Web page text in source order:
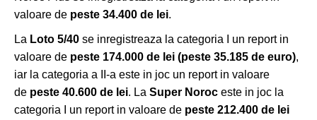
valoare de peste 34.400 de lei.
La Loto 5/40 se inregistreaza la categoria I un report in
valoare de peste 174.000 de lei (peste 35.185 de euro),
iar la categoria a II-a este in joc un report in valoare
de peste 40.600 de lei. La Super Noroc este in joc la
categoria I un report in valoare de peste 212.400 de lei